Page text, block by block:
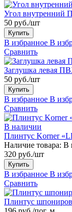
Угол внутренний
50 руб./шт
Купить
В избранное В
Сравнить
Заглушка левая
50 руб./шт
Купить
В избранное В
Сравнить
В наличии
Плинтус Korner
Наличие товара: В
320 руб./шт
Купить
В избранное В
Сравнить
Плинтус